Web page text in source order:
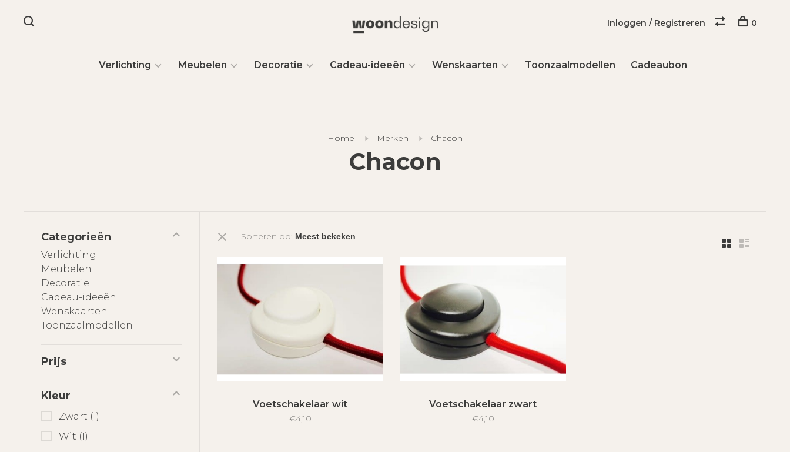
Verlichting Meubelen Decoratie Cadeau-ideeën Wenskaarten Toonzaalmodellen Cadeaubon
Inloggen / Registreren 0
Home Merken Chacon
Chacon
Categorieën
Verlichting
Meubelen
Decoratie
Cadeau-ideeën
Wenskaarten
Toonzaalmodellen
Prijs
Kleur
Zwart (1)
Wit (1)
Sorteren op:
Voetschakelaar wit
€4,10
Voetschakelaar zwart
€4,10